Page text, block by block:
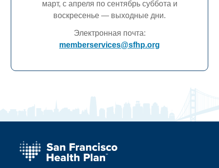
март, с апреля по сентябрь суббота и
воскресенье — выходные дни.
Электронная почта:
memberservices@sfhp.org